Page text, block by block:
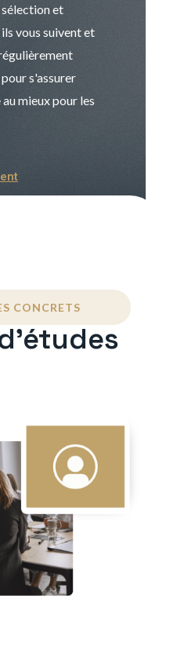
et
vous suivent et
s'assurer
mieux pour les
CONCRETS